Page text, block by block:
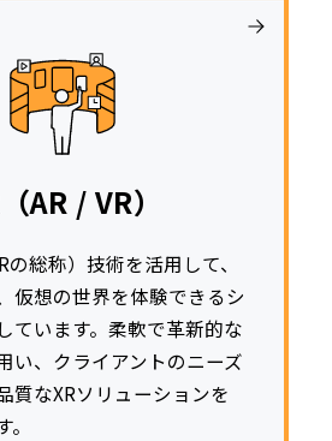
AR / VR）
の総称）技術を活用して、
仮想の世界を体験できるシ
ています。柔軟で革新的な
い、クライアントのニーズ
質なXRソリューションを